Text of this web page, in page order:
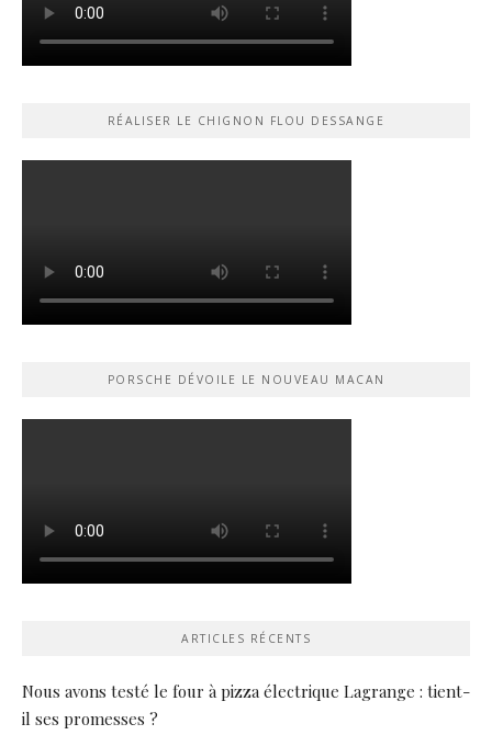
RÉALISER LE CHIGNON FLOU DESSANGE
PORSCHE DÉVOILE LE NOUVEAU MACAN
ARTICLES RÉCENTS
Nous avons testé le four à pizza électrique Lagrange : tient-
il ses promesses ?